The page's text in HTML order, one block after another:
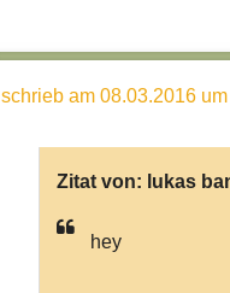
schrieb am 08.03.2016
Zitat von: lukas
hey